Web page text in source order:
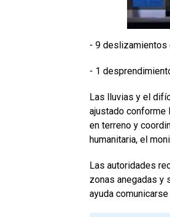
- 9 deslizamientos
- 1
Las lluvias y el
ajustado conforme
en terreno y
humanitaria, el
Las autoridades
zonas anegadas y
ayuda